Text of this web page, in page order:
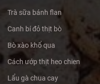
Trà sữa bánh flan
Canh bí đỏ thịt bò
Bò xào khổ qua
Cách ướp thịt heo chien
Lẩu gà chua cay